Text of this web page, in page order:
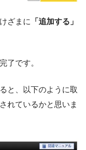
ざまに 「追加する」
了です。
と、以下のように取
れているかと思いま